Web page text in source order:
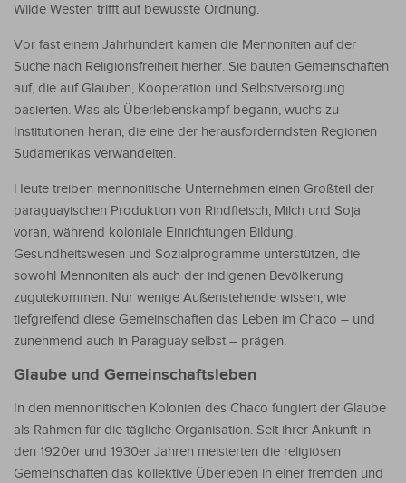
Wilde Westen trifft auf bewusste Ordnung.
Vor fast einem Jahrhundert kamen die Mennoniten auf der
Suche nach Religionsfreiheit hierher. Sie bauten Gemeinschaften
auf, die auf Glauben, Kooperation und Selbstversorgung
basierten. Was als Überlebenskampf begann, wuchs zu
Institutionen heran, die eine der herausforderndsten Regionen
Südamerikas verwandelten.
Heute treiben mennonitische Unternehmen einen Großteil der
paraguayischen Produktion von Rindfleisch, Milch und Soja
voran, während koloniale Einrichtungen Bildung,
Gesundheitswesen und Sozialprogramme unterstützen, die
sowohl Mennoniten als auch der indigenen Bevölkerung
zugutekommen. Nur wenige Außenstehende wissen, wie
tiefgreifend diese Gemeinschaften das Leben im Chaco – und
zunehmend auch in Paraguay selbst – prägen.
Glaube und Gemeinschaftsleben
In den mennonitischen Kolonien des Chaco fungiert der Glaube
als Rahmen für die tägliche Organisation. Seit ihrer Ankunft in
den 1920er und 1930er Jahren meisterten die religiösen
Gemeinschaften das kollektive Überleben in einer fremden und